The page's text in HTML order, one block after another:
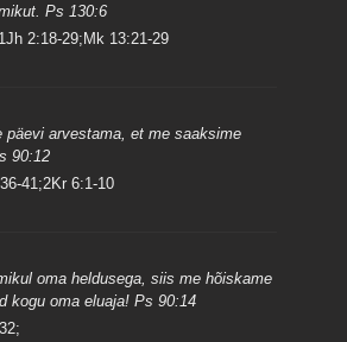
Ps 130:6
2:18-29;Mk 13:21-29
päevi arvestama, et me saaksime
90:12
41;2Kr 6:1-10
oma heldusega, siis me hõiskame
kogu oma eluaja! Ps 90:14